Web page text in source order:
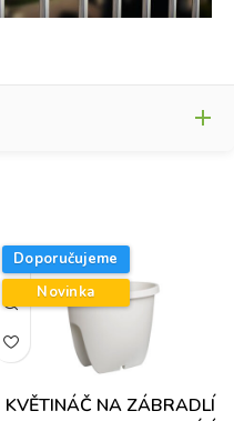
Příjmení
Doporučujeme
Novinka
KVĚTINÁČ NA ZÁBRADLÍ